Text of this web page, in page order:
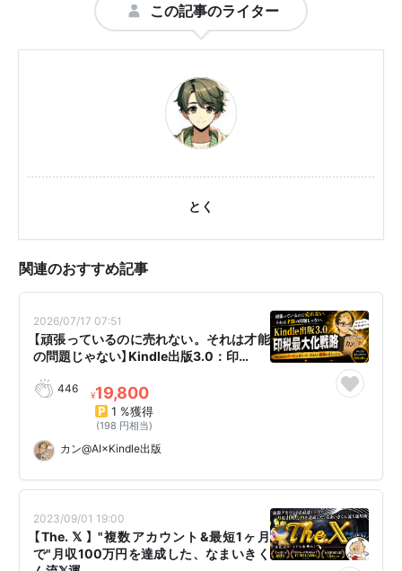
この記事のライター
とく
関連のおすすめ記事
2026/07/17 07:51
【頑張っているのに売れない。それは才能
の問題じゃない】Kindle出版3.0：印…
446 ¥19,800
1 %獲得
(198 円相当)
カン@AI×Kindle出版
2023/09/01 19:00
【The. 𝕏 】 "複数アカウント&最短1ヶ月
で"月収100万円を達成した、なまいきく